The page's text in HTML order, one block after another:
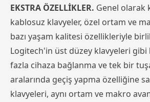
EKSTRA ÖZELLİKLER. Genel olarak
kablosuz klavyeler, özel ortam ve
bazı yaşam kalitesi özellikleriyle
Logitech'in üst düzey klavyeleri gibi
fazla cihaza bağlanma ve tek bir
aralarında geçiş yapma özelliğine
klavyeleri, aynı ortam ve makro